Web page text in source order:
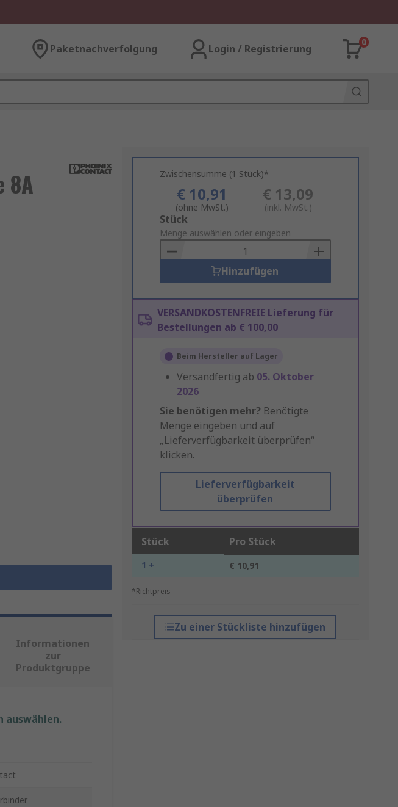
Paketnachverfolgung Login / Registrierung
0
8A Zwischensumme (1 Stück)*
€ 10,91
(ohne MwSt.)
€ 13,09
(inkl. MwSt.)
Add
to
Basket
Stück
Menge auswählen oder eingeben
Hinzufügen
VERSANDKOSTENFREIE Lieferung für
Bestellungen ab € 100,00
Beim Hersteller auf Lager
Versandfertig ab 05. Oktober
2026
Sie benötigen mehr? Benötigte
Menge eingeben und auf
„Lieferverfügbarkeit überprüfen“
klicken.
Lieferverfügbarkeit
überprüfen
Stück Pro Stück
1 + € 10,91
*Richtpreis
Zu einer Stückliste hinzufügen
Informationen
zur
Produktgruppe
auswählen.